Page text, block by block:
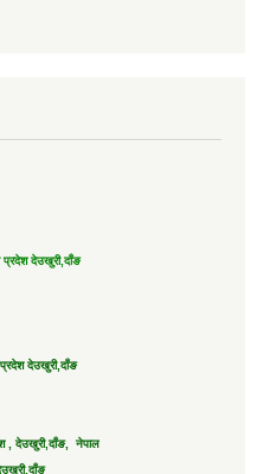
प्रदेश देउखुरी,दाँङ
देउखुरी,दाँङ
, देउखुरी,दाँङ, नेपाल